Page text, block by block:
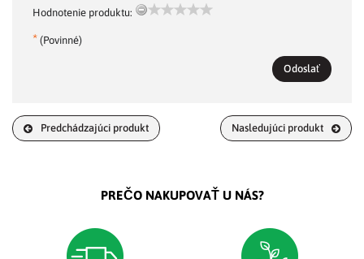
Hodnotenie produktu:
* (Povinné)
Odoslať
Predchádzajúci produkt Nasledujúci produkt
PREČO NAKUPOVAŤ U NÁS?